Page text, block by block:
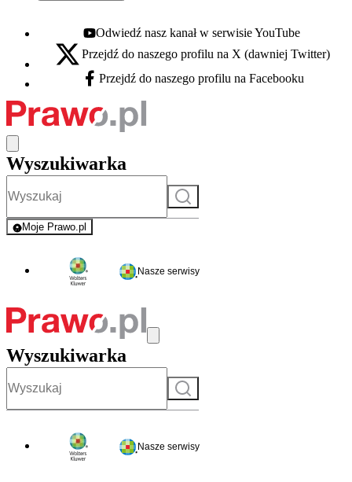
Youtube - otwiera się w nowej karcie
Odwiedź nasz kanał w serwisie YouTube
X - otwiera się w nowej karcie
Przejdź do naszego profilu na X (dawniej Twitter)
Facebook - otwiera się w nowej karcie
Przejdź do naszego profilu na Facebooku
Wyszukiwarka
Szukaj
Moje Prawo.pl
- rejestracja i logowanie do serwisu
Nasze serwisy
Wyszukiwarka
Szukaj
Nasze serwisy